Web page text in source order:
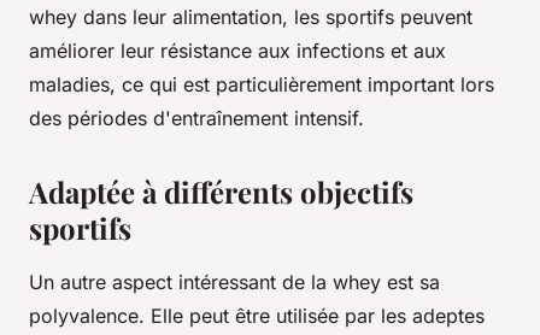
whey dans leur alimentation, les sportifs peuvent
améliorer leur résistance aux infections et aux
maladies, ce qui est particulièrement important lors
des périodes d'entraînement intensif.
Adaptée à différents objectifs
sportifs
Un autre aspect intéressant de la whey est sa
polyvalence. Elle peut être utilisée par les adeptes